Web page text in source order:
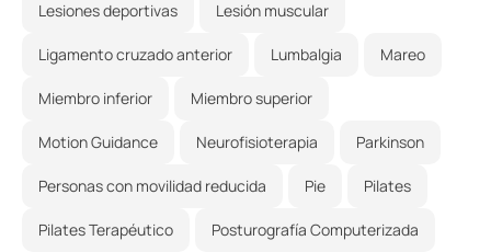
Lesiones deportivas Lesión muscular
Ligamento cruzado anterior Lumbalgia Mareo
Miembro inferior Miembro superior
Motion Guidance Neurofisioterapia Parkinson
Personas con movilidad reducida Pie Pilates
Pilates Terapéutico Posturografía Computerizada